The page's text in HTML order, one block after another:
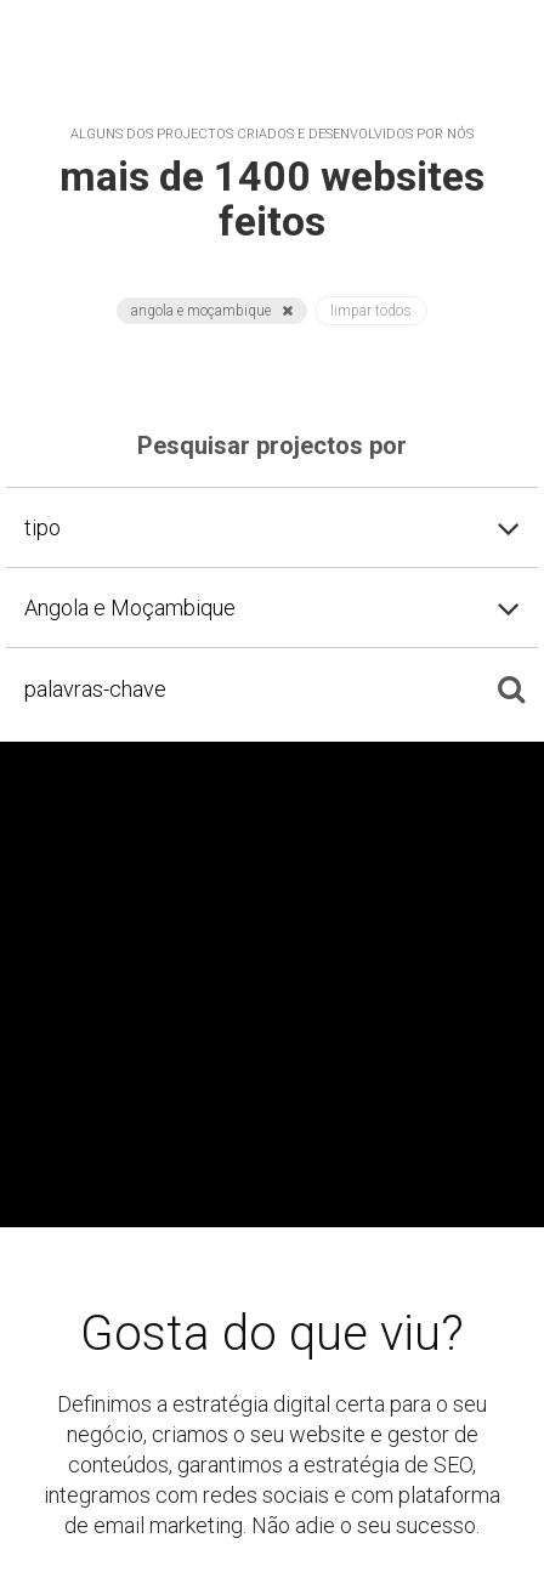
ALGUNS DOS PROJECTOS CRIADOS E DESENVOLVIDOS POR NÓS
mais de 1400 websites
feitos
angola e moçambique limpar todos
Pesquisar projectos por
tipo
Angola e Moçambique
Gosta do que viu?
Definimos a estratégia digital certa para o seu
negócio, criamos o seu website e gestor de
conteúdos, garantimos a estratégia de SEO,
integramos com redes sociais e com plataforma
de email marketing. Não adie o seu sucesso.